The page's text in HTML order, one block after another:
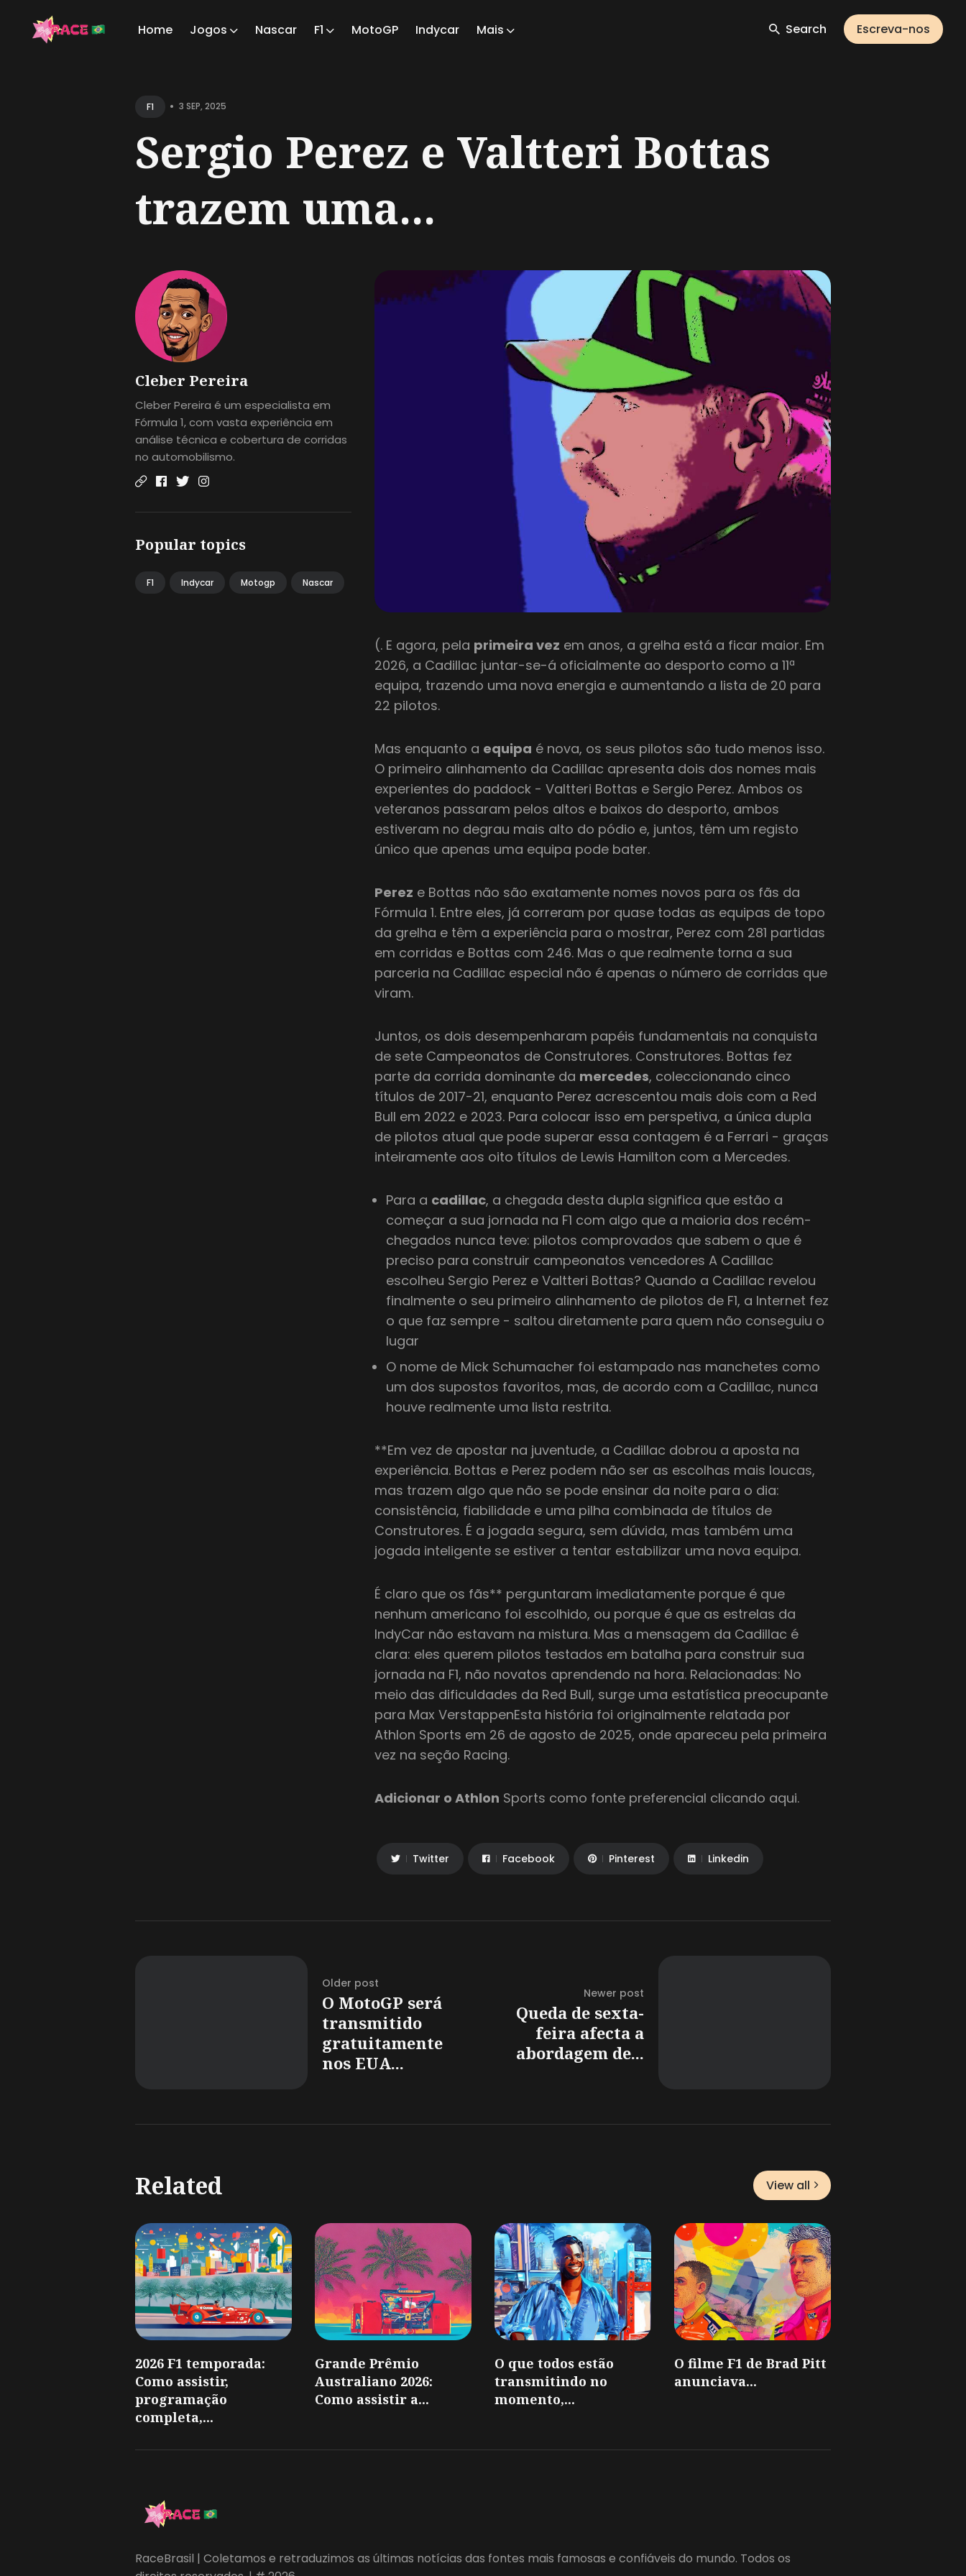
Home Jogos Nascar F1 MotoGP Indycar Mais Search Escreva-nos
F1 • 3 SEP, 2025
Sergio Perez e Valtteri Bottas
trazem uma...
Cleber Pereira
Cleber Pereira é um especialista em
Fórmula 1, com vasta experiência em
análise técnica e cobertura de corridas
no automobilismo.
Popular topics
F1 Indycar Motogp Nascar
(. E agora, pela primeira vez em anos, a grelha está a ficar maior. Em
2026, a Cadillac juntar-se-á oficialmente ao desporto como a 11ª
equipa, trazendo uma nova energia e aumentando a lista de 20 para
22 pilotos.
Mas enquanto a equipa é nova, os seus pilotos são tudo menos isso.
O primeiro alinhamento da Cadillac apresenta dois dos nomes mais
experientes do paddock - Valtteri Bottas e Sergio Perez. Ambos os
veteranos passaram pelos altos e baixos do desporto, ambos
estiveram no degrau mais alto do pódio e, juntos, têm um registo
único que apenas uma equipa pode bater.
Perez e Bottas não são exatamente nomes novos para os fãs da
Fórmula 1. Entre eles, já correram por quase todas as equipas de topo
da grelha e têm a experiência para o mostrar, Perez com 281 partidas
em corridas e Bottas com 246. Mas o que realmente torna a sua
parceria na Cadillac especial não é apenas o número de corridas que
viram.
Juntos, os dois desempenharam papéis fundamentais na conquista
de sete Campeonatos de Construtores. Construtores. Bottas fez
parte da corrida dominante da mercedes, coleccionando cinco
títulos de 2017-21, enquanto Perez acrescentou mais dois com a Red
Bull em 2022 e 2023. Para colocar isso em perspetiva, a única dupla
de pilotos atual que pode superar essa contagem é a Ferrari - graças
inteiramente aos oito títulos de Lewis Hamilton com a Mercedes.
Para a cadillac, a chegada desta dupla significa que estão a
começar a sua jornada na F1 com algo que a maioria dos recém-
chegados nunca teve: pilotos comprovados que sabem o que é
preciso para construir campeonatos vencedores A Cadillac
escolheu Sergio Perez e Valtteri Bottas? Quando a Cadillac revelou
finalmente o seu primeiro alinhamento de pilotos de F1, a Internet fez
o que faz sempre - saltou diretamente para quem não conseguiu o
lugar
O nome de Mick Schumacher foi estampado nas manchetes como
um dos supostos favoritos, mas, de acordo com a Cadillac, nunca
houve realmente uma lista restrita.
**Em vez de apostar na juventude, a Cadillac dobrou a aposta na
experiência. Bottas e Perez podem não ser as escolhas mais loucas,
mas trazem algo que não se pode ensinar da noite para o dia:
consistência, fiabilidade e uma pilha combinada de títulos de
Construtores. É a jogada segura, sem dúvida, mas também uma
jogada inteligente se estiver a tentar estabilizar uma nova equipa.
É claro que os fãs** perguntaram imediatamente porque é que
nenhum americano foi escolhido, ou porque é que as estrelas da
IndyCar não estavam na mistura. Mas a mensagem da Cadillac é
clara: eles querem pilotos testados em batalha para construir sua
jornada na F1, não novatos aprendendo na hora. Relacionadas: No
meio das dificuldades da Red Bull, surge uma estatística preocupante
para Max VerstappenEsta história foi originalmente relatada por
Athlon Sports em 26 de agosto de 2025, onde apareceu pela primeira
vez na seção Racing.
Adicionar o Athlon Sports como fonte preferencial clicando aqui.
Twitter Facebook Pinterest Linkedin
Older post
O MotoGP será
transmitido
gratuitamente
nos EUA...
Newer post
Queda de sexta-
feira afecta a
abordagem de...
Related View all
2026 F1 temporada:
Como assistir,
programação
completa,...
Grande Prêmio
Australiano 2026:
Como assistir a...
O que todos estão
transmitindo no
momento,...
O filme F1 de Brad Pitt
anunciava...
RaceBrasil | Coletamos e retraduzimos as últimas notícias das fontes mais famosas e confiáveis do mundo. Todos os